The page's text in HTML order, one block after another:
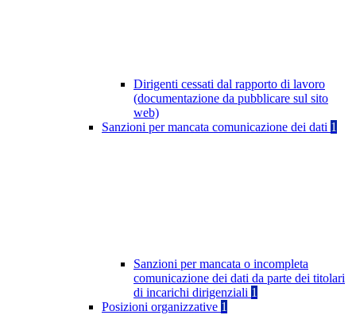
Dirigenti cessati dal rapporto di lavoro
(documentazione da pubblicare sul sito
web)
Sanzioni per mancata comunicazione dei dati 1
Sanzioni per mancata o incompleta
comunicazione dei dati da parte dei titolari
di incarichi dirigenziali 1
Posizioni organizzative 1